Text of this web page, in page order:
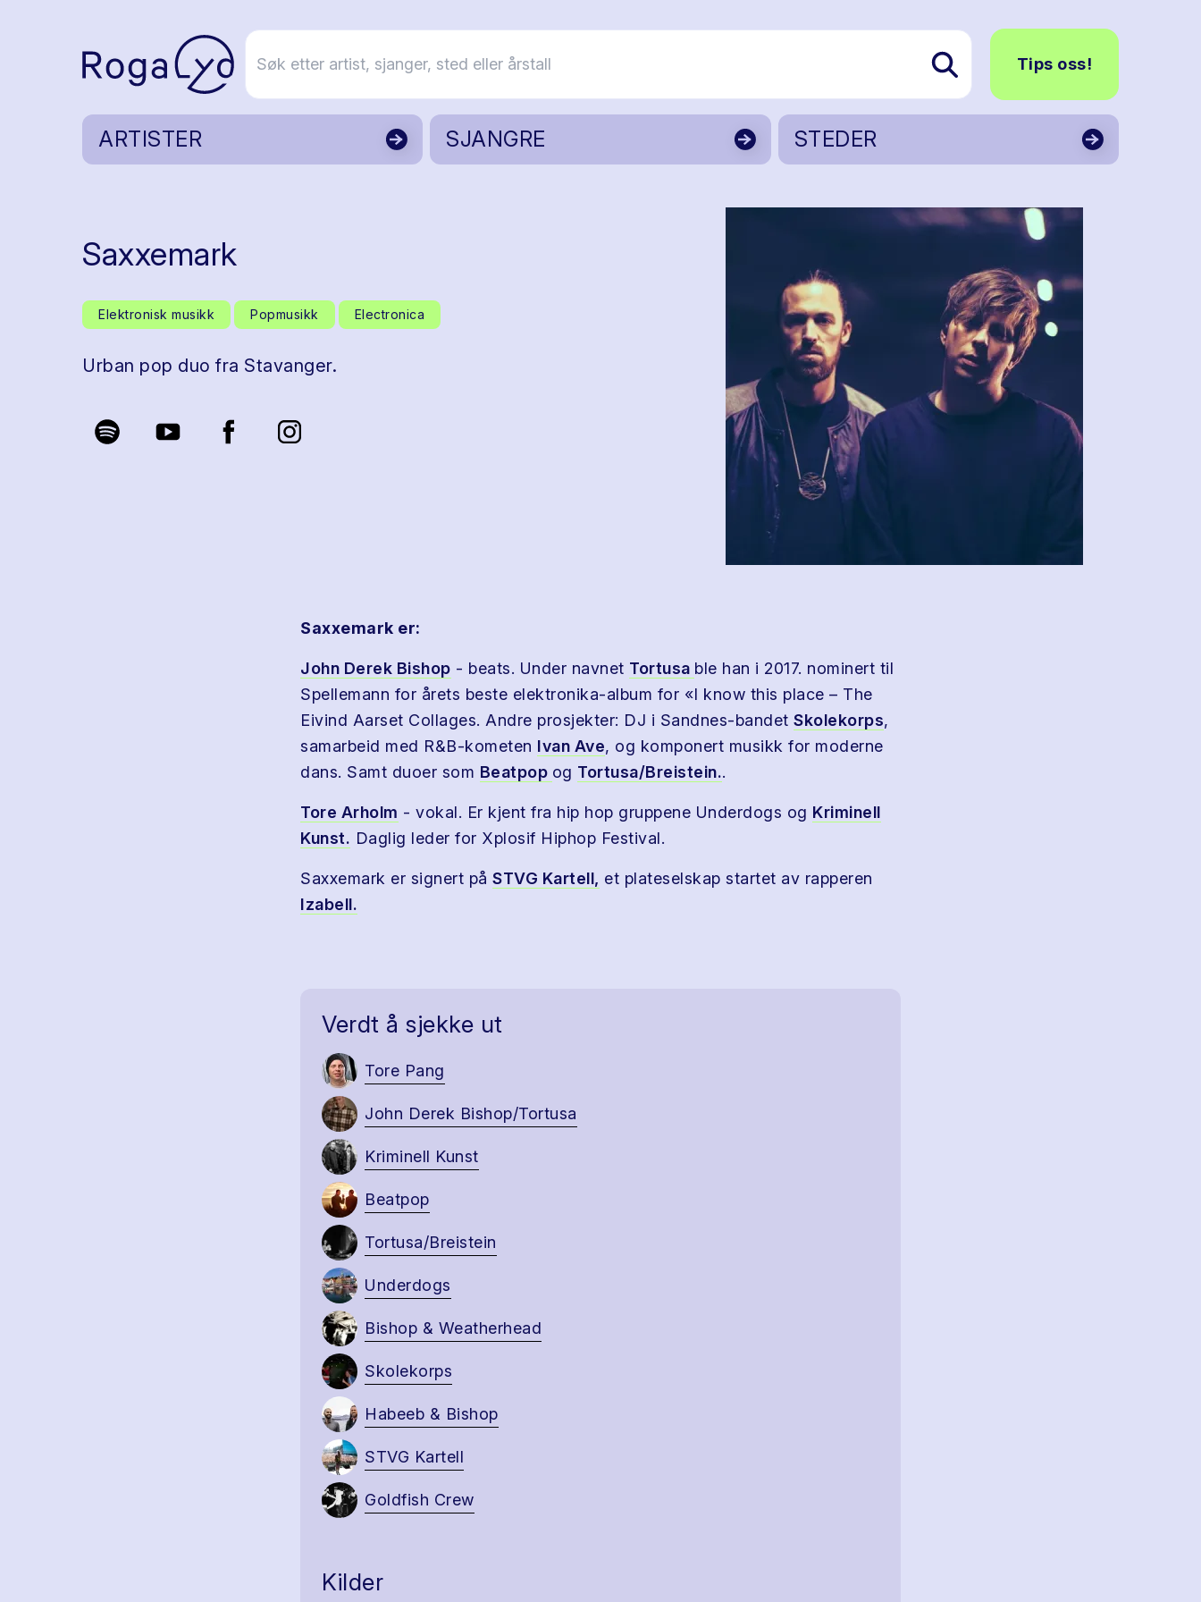
Tips oss!
ARTISTER SJANGRE STEDER
Saxxemark
Elektronisk musikk Popmusikk Electronica
Urban pop duo fra Stavanger.
Saxxemark er:
John Derek Bishop - beats. Under navnet Tortusa ble han i 2017. nominert til
Spellemann for årets beste elektronika-album for «I know this place – The
Eivind Aarset Collages. Andre prosjekter: DJ i Sandnes-bandet Skolekorps,
samarbeid med R&B-kometen Ivan Ave, og komponert musikk for moderne
dans. Samt duoer som Beatpop og Tortusa/Breistein..
Tore Arholm - vokal. Er kjent fra hip hop gruppene Underdogs og Kriminell
Kunst. Daglig leder for Xplosif Hiphop Festival.
Saxxemark er signert på STVG Kartell, et plateselskap startet av rapperen
Izabell.
Verdt å sjekke ut
Tore Pang
John Derek Bishop/Tortusa
Kriminell Kunst
Beatpop
Tortusa/Breistein
Underdogs
Bishop & Weatherhead
Skolekorps
Habeeb & Bishop
STVG Kartell
Goldfish Crew
Kilder